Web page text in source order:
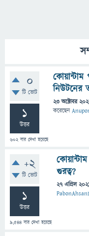
0
টি ভোট
1
উত্তর
602বার দেখা হয়েছে
কোয়ান্টাম
নিউটনের
23 অক্টোবর
করেছেন
+2
টি ভোট
1
উত্তর
9,544 বার দেখা হয়েছে
গুরত্ব?
27 এপ্রিল